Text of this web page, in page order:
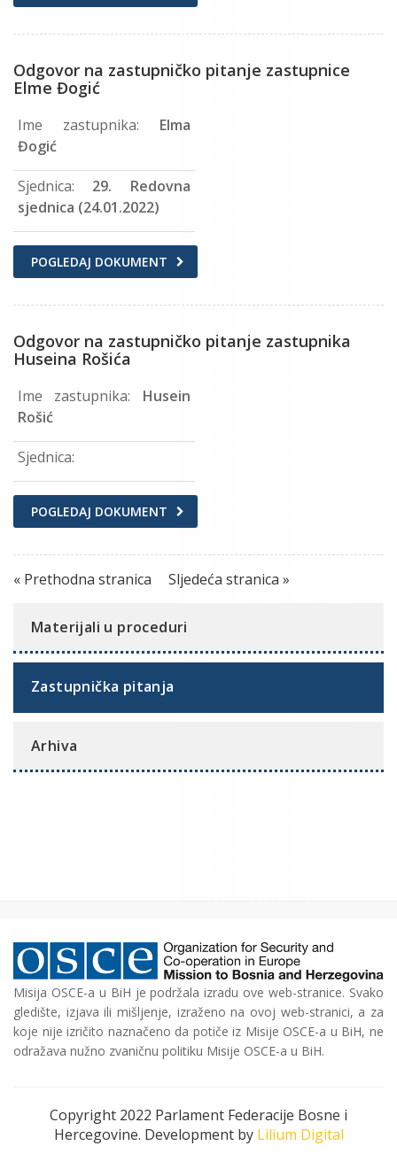
Odgovor na zastupničko pitanje zastupnice
Elme Đogić
Ime zastupnika: Elma
Đogić
Sjednica: 29. Redovna
sjednica (24.01.2022)
POGLEDAJ DOKUMENT
Odgovor na zastupničko pitanje zastupnika
Huseina Rošića
Ime zastupnika: Husein
Rošić
Sjednica:
POGLEDAJ DOKUMENT
« Prethodna stranica Sljedeća stranica »
Materijali u proceduri
Zastupnička pitanja
Arhiva
Misija OSCE-a u BiH je podržala izradu ove web-stranice. Svako
gledište, izjava ili mišljenje, izraženo na ovoj web-stranici, a za
koje nije izričito naznačeno da potiče iz Misije OSCE-a u BiH, ne
odražava nužno zvaničnu politiku Misije OSCE-a u BiH.
Copyright 2022 Parlament Federacije Bosne i
Hercegovine. Development by Lilium Digital